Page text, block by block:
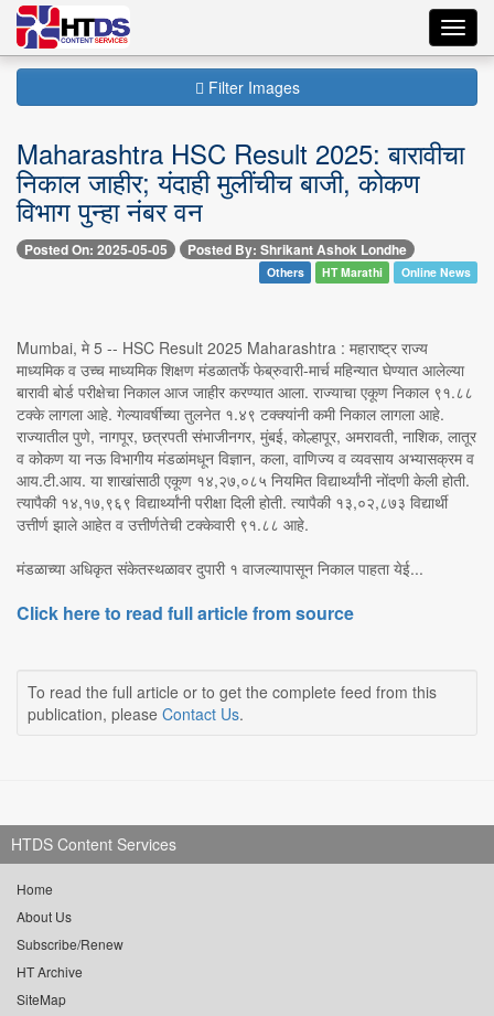
Filter Images
Maharashtra HSC Result 2025: बारावीचा
निकाल जाहीर; यंदाही मुलींचीच बाजी, कोकण
विभाग पुन्हा नंबर वन
Posted On: 2025-05-05 Posted By: Shrikant Ashok Londhe
Others HT Marathi Online News
Mumbai, मे 5 -- HSC Result 2025 Maharashtra : महाराष्ट्र राज्य
माध्यमिक व उच्च माध्यमिक शिक्षण मंडळातर्फे फेब्रुवारी-मार्च महिन्यात घेण्यात आलेल्या
बारावी बोर्ड परीक्षेचा निकाल आज जाहीर करण्यात आला. राज्याचा एकूण निकाल ९१.८८
टक्के लागला आहे. गेल्यावर्षीच्या तुलनेत १.४९ टक्क्यांनी कमी निकाल लागला आहे.
राज्यातील पुणे, नागपूर, छत्रपती संभाजीनगर, मुंबई, कोल्हापूर, अमरावती, नाशिक, लातूर
व कोकण या नऊ विभागीय मंडळांमधून विज्ञान, कला, वाणिज्य व व्यवसाय अभ्यासक्रम व
आय.टी.आय. या शाखांसाठी एकूण १४,२७,०८५ नियमित विद्यार्थ्यांनी नोंदणी केली होती.
त्यापैकी १४,१७,९६९ विद्यार्थ्यांनी परीक्षा दिली होती. त्यापैकी १३,०२,८७३ विद्यार्थी
उत्तीर्ण झाले आहेत व उत्तीर्णतेची टक्केवारी ९१.८८ आहे.
मंडळाच्या अधिकृत संकेतस्थळावर दुपारी १ वाजल्यापासून निकाल पाहता येई...
Click here to read full article from source
To read the full article or to get the complete feed from this
publication, please Contact Us.
HTDS Content Services
Home
About Us
Subscribe/Renew
HT Archive
SiteMap